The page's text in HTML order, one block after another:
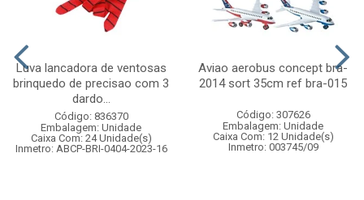
Luva lancadora de ventosas
brinquedo de precisao com 3
dardo...
Código: 836370
Embalagem: Unidade
Caixa Com: 24 Unidade(s)
Inmetro: ABCP-BRI-0404-2023-16
Aviao aerobus concept bra-
2014 sort 35cm ref bra-015
Código: 307626
Embalagem: Unidade
Caixa Com: 12 Unidade(s)
Inmetro: 003745/09